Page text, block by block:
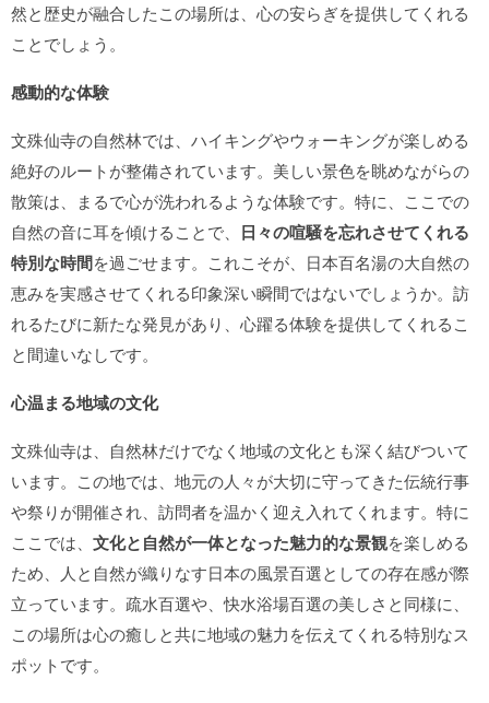
然と歴史が融合したこの場所は、心の安らぎを提供してくれる
ことでしょう。
感動的な体験
文殊仙寺の自然林では、ハイキングやウォーキングが楽しめる
絶好のルートが整備されています。美しい景色を眺めながらの
散策は、まるで心が洗われるような体験です。特に、ここでの
自然の音に耳を傾けることで、 日々の喧騒を忘れさせてくれる
特別な時間を過ごせます。これこそが、日本百名湯の大自然の
恵みを実感させてくれる印象深い瞬間ではないでしょうか。訪
れるたびに新たな発見があり、心躍る体験を提供してくれるこ
と間違いなしです。
心温まる地域の文化
文殊仙寺は、自然林だけでなく地域の文化とも深く結びついて
います。この地では、地元の人々が大切に守ってきた伝統行事
や祭りが開催され、訪問者を温かく迎え入れてくれます。特に
ここでは、 文化と自然が一体となった魅力的な景観を楽しめる
ため、人と自然が織りなす日本の風景百選としての存在感が際
立っています。疏水百選や、快水浴場百選の美しさと同様に、
この場所は心の癒しと共に地域の魅力を伝えてくれる特別なス
ポットです。